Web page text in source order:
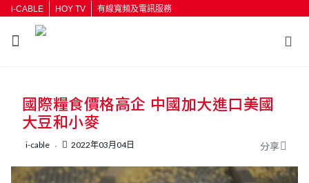
i-CABLE HOY TV 有線寬頻及電訊服務
按輸入鍵開始搜尋
國際糧食價格高企 中國加大進口美國
大豆和小麥
i-cable 2022年03月04日 分享